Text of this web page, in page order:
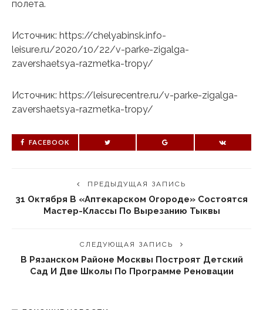
полета.
Источник: https://chelyabinsk.info-
leisure.ru/2020/10/22/v-parke-zigalga-
zavershaetsya-razmetka-tropy/
Источник: https://leisurecentre.ru/v-parke-zigalga-
zavershaetsya-razmetka-tropy/
FACEBOOK
ПРЕДЫДУЩАЯ ЗАПИСЬ
31 Октября В «Аптекарском Огороде» Состоятся
Мастер-Классы По Вырезанию Тыквы
СЛЕДУЮЩАЯ ЗАПИСЬ
В Рязанском Районе Москвы Построят Детский
Сад И Две Школы По Программе Реновации